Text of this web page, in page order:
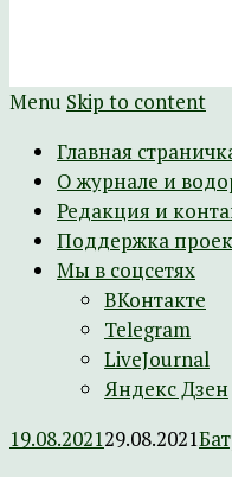
Menu Skip to content
Главная
О журнале и
Редакция и
Поддержка
Мы в соцсетях
ВКонтакте
Telegram
LiveJournal
Яндекс Дзен
19.08.202129.08.2021